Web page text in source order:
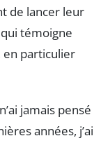
de lancer leur
témoigne
en particulier
jamais pensé
années, j’ai